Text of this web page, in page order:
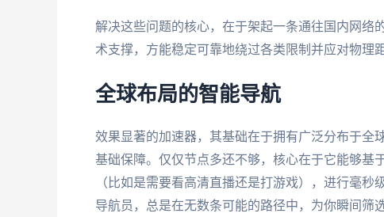
解决这些问题的核心，在于架起一条通往国内网络
术支撑，方能稳定可靠地绕过各类限制并应对物理
全球布局的智能导航
效果显著的加速器，其基础在于拥有广泛分布于全
基础保障。仅仅节点多还不够，核心在于它能够基
（比如是需要看高清直播还是打游戏），进行毫
导航员，总是在无数条可能的路径中，为你瞬间筛